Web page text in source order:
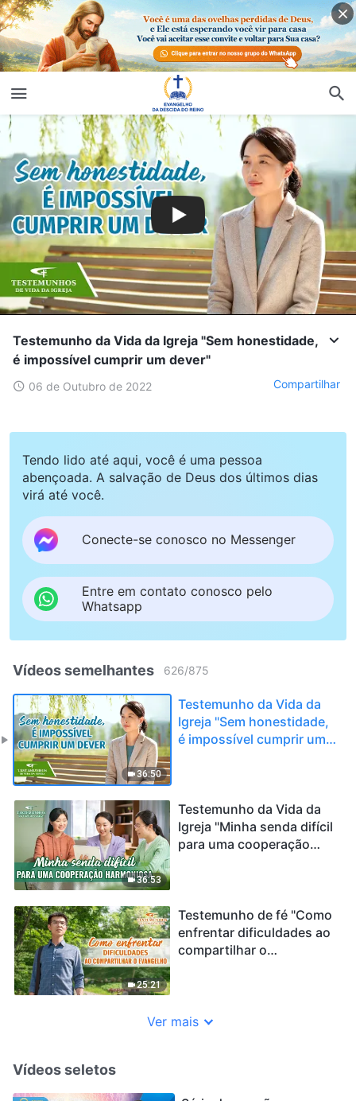
Testemunho da Vida da Igreja "Sem honestidade,
é impossível cumprir um dever"
06 de Outubro de 2022 Compartilhar
Tendo lido até aqui, você é uma pessoa
abençoada. A salvação de Deus dos últimos dias
virá até você.
Conecte-se conosco no Messenger
Entre em contato conosco pelo
Whatsapp
Vídeos semelhantes 626/875
36:50
Testemunho da Vida da
Igreja "Sem honestidade,
é impossível cumprir um
36:53
Testemunho da Vida da
Igreja "Minha senda difícil
para uma cooperação
25:21
Testemunho de fé "Como
enfrentar dificuldades ao
compartilhar o
Ver mais
Vídeos seletos